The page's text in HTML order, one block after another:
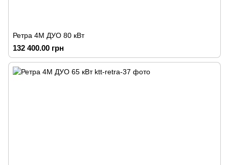
Ретра 4М ДУО 80 кВт
132 400.00 грн